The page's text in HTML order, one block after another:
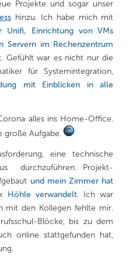
Projekte und sogar unser
hinzu. Ich habe mich mit
Unifi, Einrichtung von VMs
Servern im Rechenzentrum
. Gefühlt war es nicht nur die
für Systemintegration,
mit Einblicken in alle
alles ins Home-Office.
große Aufgabe.
eine technische
durchzuführen. Projekt-
und mein Zimmer hat
Höhle verwandelt. Ich war
mit den Kollegen fehlte mir.
Blöcke, bis zu dem
online stattgefunden hat,